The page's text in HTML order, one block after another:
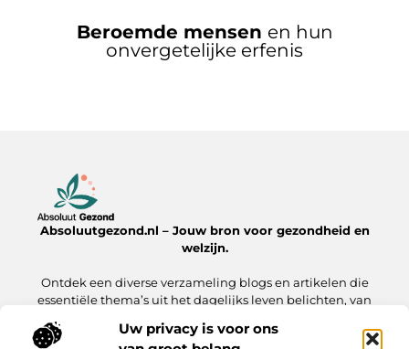
Uw privacy is voor ons
Beroemde mensen en hun
onvergetelijke erfenis
Absoluutgezond.nl – Jouw bron voor gezondheid en
welzijn.
Ontdek een diverse verzameling blogs en artikelen die
essentiële thema’s uit het dagelijks leven belichten, van